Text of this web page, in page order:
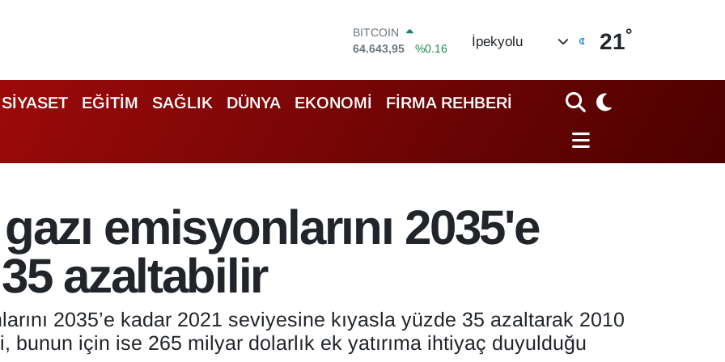
DOLAR
47,6704
%0
55,0406
%-0.08
STERLİN
64,2143
%0
BİST100
%0.16
İpekyolu 21°
SİYASET EĞİTİM SAĞLIK DÜNYA EKONOMİ FİRMA REHBERİ
emisyonlarını 2035'e
azaltabilir
2035’e kadar 2021 seviyesine kıyasla yüzde 35 azaltarak 2010
için ise 265 milyar dolarlık ek yatırıma ihtiyaç duyulduğu